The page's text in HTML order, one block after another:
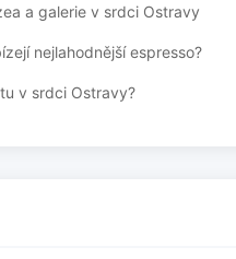
a galerie v srdci Ostravy
nejlahodnější espresso?
v srdci Ostravy?